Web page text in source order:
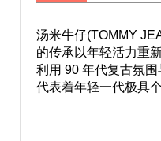
汤米牛仔(TOMMY
的传承以年轻活力重
利用 90 年代复古氛围
代表着年轻一代极具